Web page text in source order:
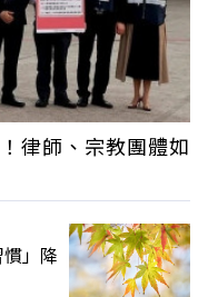
律師、宗教團體如
」降